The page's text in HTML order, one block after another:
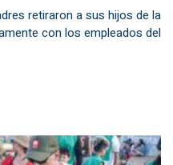
retiraron a sus hijos de la
con los empleados del